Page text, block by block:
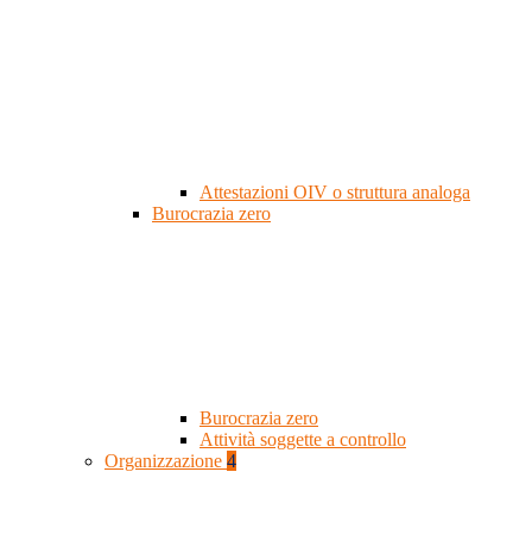
Attestazioni OIV o struttura analoga
Burocrazia zero
Burocrazia zero
Attività soggette a controllo
Organizzazione 4